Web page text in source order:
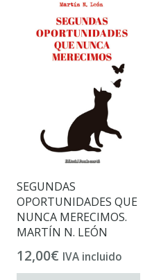
SEGUNDAS
OPORTUNIDADES QUE
NUNCA MERECIMOS.
MARTÍN N. LEÓN
12,00€ IVA incluido